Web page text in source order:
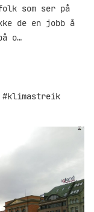
som ser på
de en jobb å
o…